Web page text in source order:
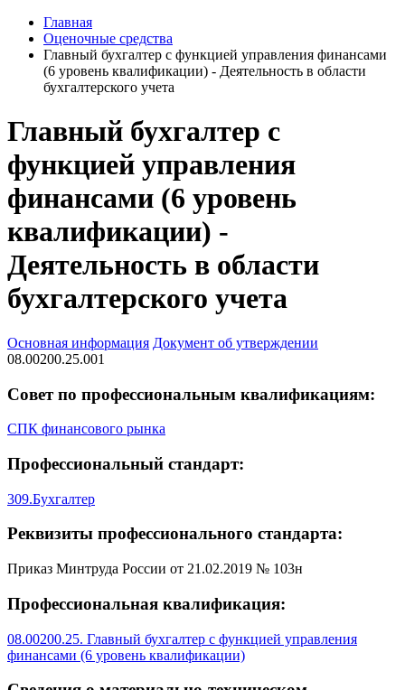
Главная
Оценочные средства
Главный бухгалтер с функцией управления финансами
(6 уровень квалификации) - Деятельность в области
бухгалтерского учета
Главный бухгалтер с
функцией управления
финансами (6 уровень
квалификации) -
Деятельность в области
бухгалтерского учета
Основная информация Документ об утверждении
08.00200.25.001
Совет по профессиональным квалификациям:
СПК финансового рынка
Профессиональный стандарт:
309.Бухгалтер
Реквизиты профессионального стандарта:
Приказ Минтруда России от 21.02.2019 № 103н
Профессиональная квалификация:
08.00200.25. Главный бухгалтер с функцией управления
финансами (6 уровень квалификации)